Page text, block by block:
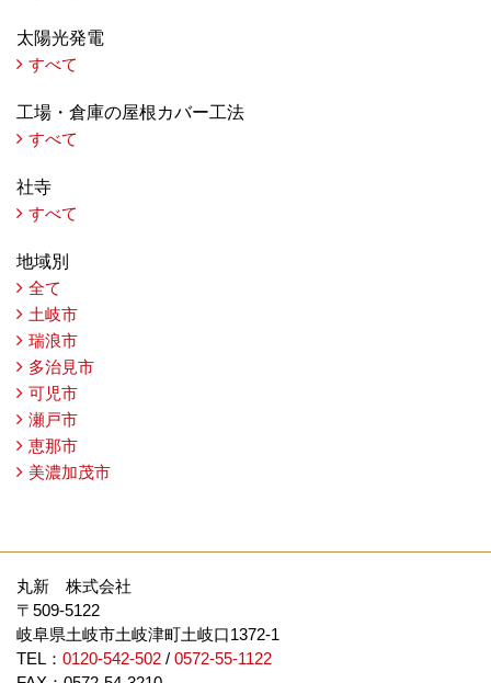
太陽光発電
すべて
工場・倉庫の屋根カバー工法
すべて
社寺
すべて
地域別
全て
土岐市
瑞浪市
多治見市
可児市
瀬戸市
恵那市
美濃加茂市
丸新 株式会社
〒509-5122
岐阜県土岐市土岐津町土岐口1372-1
TEL： 0120-542-502 / 0572-55-1122